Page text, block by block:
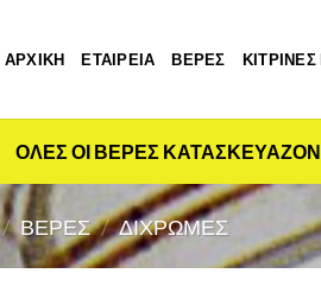
ΑΡΧΙΚΗ ΕΤΑΙΡΕΙΑ ΒΕΡΕΣ
ΟΛΕΣ ΟΙ ΒΕΡΕΣ
/ ΒΕΡΕΣ / ΔΙΧΡΩΜΕΣ